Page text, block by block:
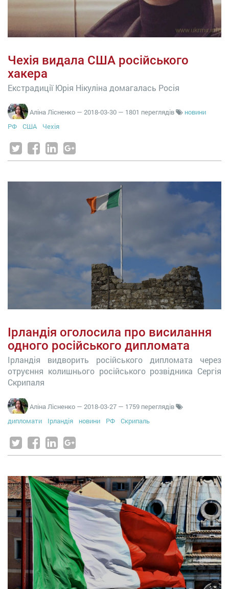
Чехія видала США російського
хакера
Екстрадиції Юрія Нікуліна домагалась Росія
Аліна Лісненко — 2018-03-30 — 1801 переглядів
новини
РФ
США Чехія
Ірландія оголосила про висилання
одного російського дипломата
Ірландія видворить російського дипломата через
отруєння колишнього російського розвідника Сергія
Скрипаля
Аліна Лісненко — 2018-03-27 — 1759 переглядів
дипломати
Ірландія новини РФ Скрипаль